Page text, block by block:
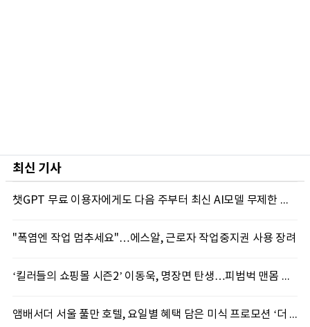
최신 기사
챗GPT 무료 이용자에게도 다음 주부터 최신 AI모델 무제한 제공...오픈AI, GPT-5.6 '루나' 모델 제한없이 제공키로
"폭염엔 작업 멈추세요"…에스알, 근로자 작업중지권 사용 장려
‘킬러들의 쇼핑몰 시즌2’ 이동욱, 명장면 탄생…피범벅 맨몸 액션 ‘감탄’
앰배서더 서울 풀만 호텔, 요일별 혜택 담은 미식 프로모션 ‘더 킹스 : 다이닝 프리빌리지즈’ 선봬